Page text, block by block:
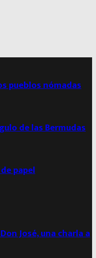
pueblos nómadas
de las Bermudas
papel
José, una charla a